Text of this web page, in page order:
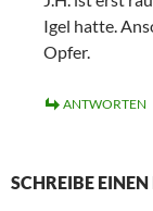
Igel hatte.
Opfer.
ANTWORTEN
SCHREIBE